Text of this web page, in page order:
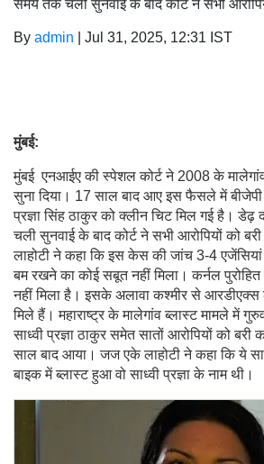
समय तक चली सुनवाई के बाद कोर्ट ने सभी
By admin Jul 31, 2025, 12:31 IST
मुंबई:
मुंबई एनआईए की स्पेशल कोर्ट ने 2008 के
सुना दिया। 17 साल बाद आए इस फैसले में बीजेपी
प्रज्ञा सिंह ठाकुर को क्लीन चिट मिल गई है।
चली सुनवाई के बाद कोर्ट ने सभी आरोपियों को
लाहोटी ने कहा कि इस केस की जांच 3-4
बम रखने का कोई सबूत नहीं मिला। कर्नल
नहीं मिला है। इसके अलावा कश्मीर से आरडीएक्स
मिले हैं। महाराष्ट्र के मालेगांव ब्लास्ट मामले में
साध्वी प्रज्ञा ठाकुर समेत सातों आरोपियों को
साल बाद आया। जज एके लाहोटी ने कहा कि ये
बाइक में ब्लास्ट हुआ वो साध्वी प्रज्ञा के नाम थी।